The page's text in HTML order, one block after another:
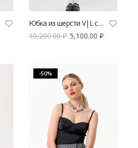
Юбка из шерсти V|L серая
10,200.00₽ 5,100.00₽
-50%